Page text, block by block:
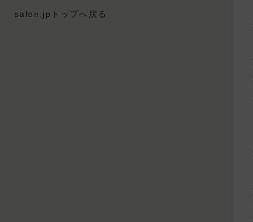
salon.jpトップへ戻る